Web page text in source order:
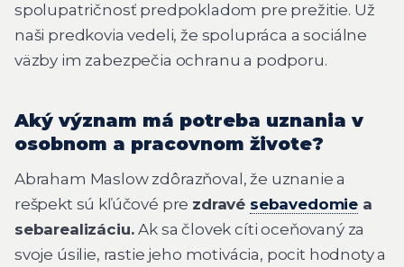
spolupatričnosť predpokladom pre prežitie. Už
naši predkovia vedeli, že spolupráca a sociálne
väzby im zabezpečia ochranu a podporu.
Aký význam má potreba uznania v
osobnom a pracovnom živote?
Abraham Maslow zdôrazňoval, že uznanie a
rešpekt sú kľúčové pre zdravé sebavedomie a
sebarealizáciu.Ak sa človek cíti oceňovaný za
svoje úsilie, rastie jeho motivácia, pocit hodnoty a